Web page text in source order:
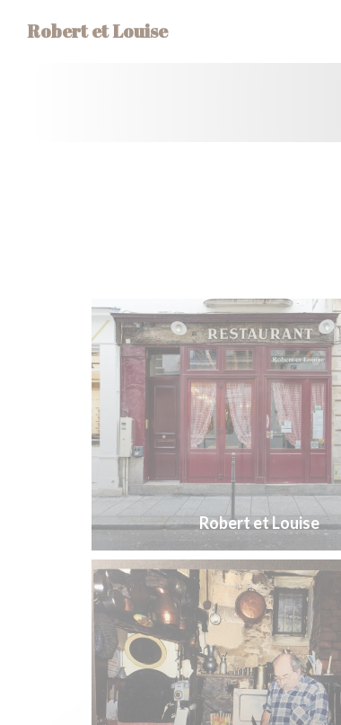
Robert et Louise
Robert et Louise